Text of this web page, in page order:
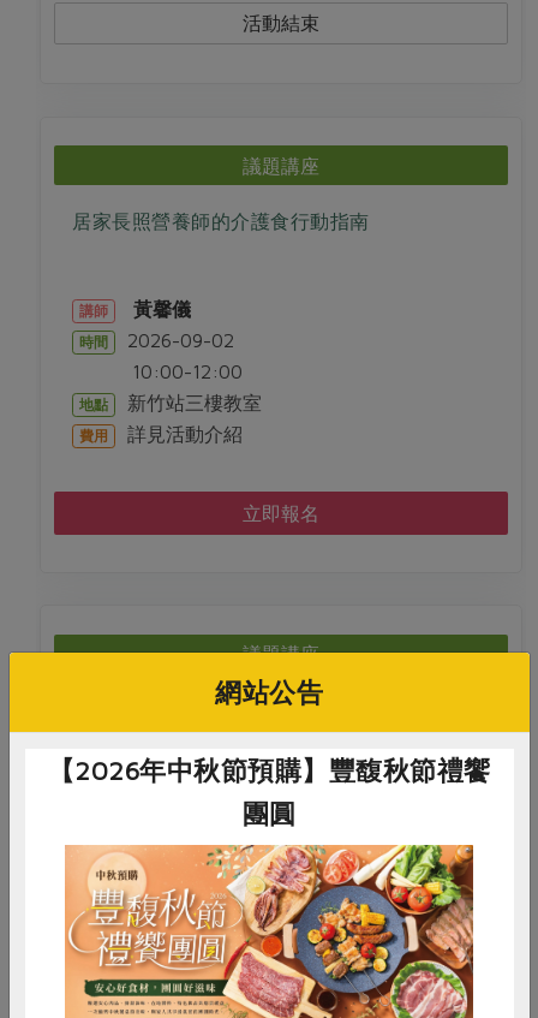
活動結束
議題講座
居家長照營養師的介護食行動指南
講師 黃馨儀
時間 2026-09-02
10:00-12:00
地點 新竹站三樓教室
費用 詳見活動介紹
立即報名
議題講座
8/20一起“整理”生活更輕鬆，親子整理
10:00-12:00
地點 沃野生活實驗室
費用 詳見活動介紹
立即報名
惜食 RPET 食譜 減硝酸鹽
雞蛋 食安 共同購買
網站公告
【2026年中秋節預購】豐馥秋節禮饗
團圓